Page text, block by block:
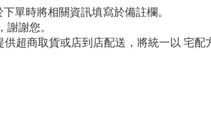
單時將相關資訊填寫於備註欄。
謝您。
超商取貨或店到店配送，將統一以 宅配